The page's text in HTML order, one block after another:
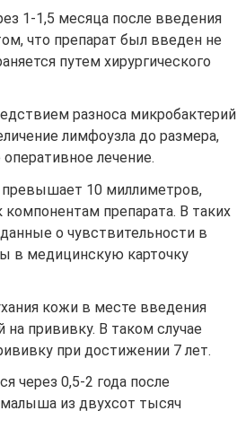
1-1,5 месяца после введения
что препарат был введен не
путем хирургического
разноса микробактерий
лимфоузла до размера,
лечение.
10 миллиметров,
препарата. В таких
о чувствительности в
в медицинскую карточку
кожи в месте введения
на прививку. В таком случае
при достижении 7 лет.
через 0,5-2 года после
малыша из двухсот тысяч